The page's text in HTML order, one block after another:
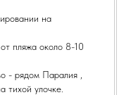
на
пляжа около 8-10
- рядом Паралия ,
тихой улочке.